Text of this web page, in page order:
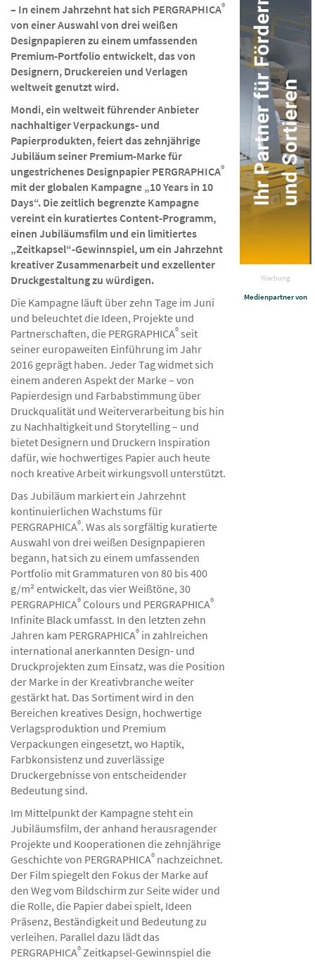
Werbung
Medienpartner von
– In einem Jahrzehnt hat sich PERGRAPHICA®
von einer Auswahl von drei weißen
Designpapieren zu einem umfassenden
Premium-Portfolio entwickelt, das von
Designern, Druckereien und Verlagen
weltweit genutzt wird.
Mondi, ein weltweit führender Anbieter
nachhaltiger Verpackungs- und
Papierprodukten, feiert das zehnjährige
Jubiläum seiner Premium-Marke für
ungestrichenes Designpapier PERGRAPHICA®
mit der globalen Kampagne „10 Years in 10
Days“. Die zeitlich begrenzte Kampagne
vereint ein kuratiertes Content-Programm,
einen Jubiläumsfilm und ein limitiertes
„Zeitkapsel“-Gewinnspiel, um ein Jahrzehnt
kreativer Zusammenarbeit und exzellenter
Druckgestaltung zu würdigen.
Die Kampagne läuft über zehn Tage im Juni
und beleuchtet die Ideen, Projekte und
Partnerschaften, die PERGRAPHICA® seit
seiner europaweiten Einführung im Jahr
2016 geprägt haben. Jeder Tag widmet sich
einem anderen Aspekt der Marke – von
Papierdesign und Farbabstimmung über
Druckqualität und Weiterverarbeitung bis hin
zu Nachhaltigkeit und Storytelling – und
bietet Designern und Druckern Inspiration
dafür, wie hochwertiges Papier auch heute
noch kreative Arbeit wirkungsvoll unterstützt.
Das Jubiläum markiert ein Jahrzehnt
kontinuierlichen Wachstums für
PERGRAPHICA®. Was als sorgfältig kuratierte
Auswahl von drei weißen Designpapieren
begann, hat sich zu einem umfassenden
Portfolio mit Grammaturen von 80 bis 400
g/m² entwickelt, das vier Weißtöne, 30
PERGRAPHICA® Colours und PERGRAPHICA®
Infinite Black umfasst. In den letzten zehn
Jahren kam PERGRAPHICA® in zahlreichen
international anerkannten Design- und
Druckprojekten zum Einsatz, was die Position
der Marke in der Kreativbranche weiter
gestärkt hat. Das Sortiment wird in den
Bereichen kreatives Design, hochwertige
Verlagsproduktion und Premium
Verpackungen eingesetzt, wo Haptik,
Farbkonsistenz und zuverlässige
Druckergebnisse von entscheidender
Bedeutung sind.
Im Mittelpunkt der Kampagne steht ein
Jubiläumsfilm, der anhand herausragender
Projekte und Kooperationen die zehnjährige
Geschichte von PERGRAPHICA® nachzeichnet.
Der Film spiegelt den Fokus der Marke auf
den Weg vom Bildschirm zur Seite wider und
die Rolle, die Papier dabei spielt, Ideen
Präsenz, Beständigkeit und Bedeutung zu
verleihen. Parallel dazu lädt das
PERGRAPHICA® Zeitkapsel-Gewinnspiel die